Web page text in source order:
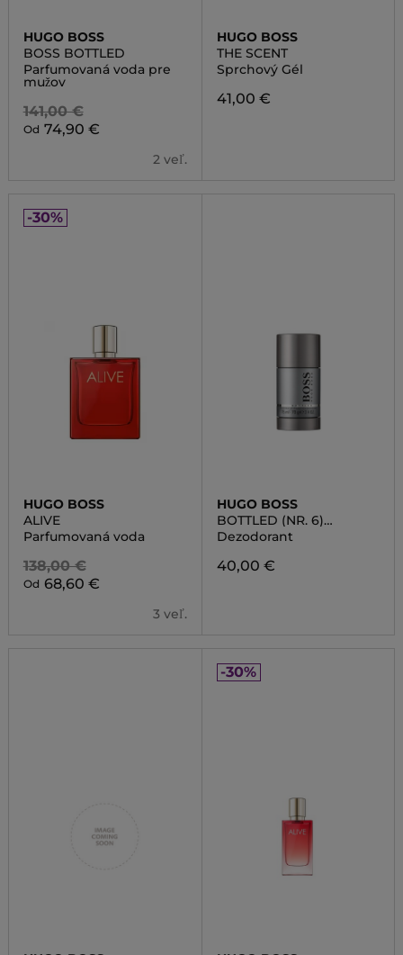
HUGO BOSS
BOSS BOTTLED
Parfumovaná voda pre
mužov
141,00 €
Od 74,90 €
2 veľ.
HUGO BOSS
THE SCENT
Sprchový Gél
41,00 €
-30%
HUGO BOSS
ALIVE
Parfumovaná voda
138,00 €
Od 68,60 €
3 veľ.
HUGO BOSS
BOTTLED (NR. 6)
DEOSTICK
Dezodorant
40,00 €
-30%